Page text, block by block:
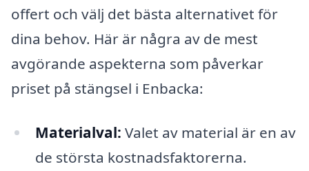
offert och välj det bästa alternativet för
dina behov. Här är några av de mest
avgörande aspekterna som påverkar
priset på stängsel i Enbacka:
Materialval: Valet av material är en av
de största kostnadsfaktorerna.